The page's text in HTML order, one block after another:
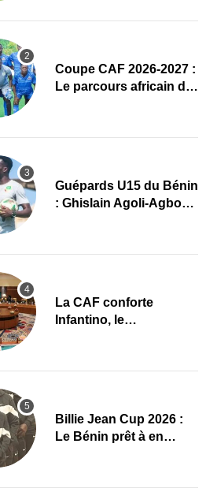
Coupe CAF 2026-2027 :
Le parcours africain de
Guépards U15 du Bénin
: Ghislain Agoli-Agbo
La CAF conforte
Infantino, le
Billie Jean Cup 2026 :
Le Bénin prêt à en